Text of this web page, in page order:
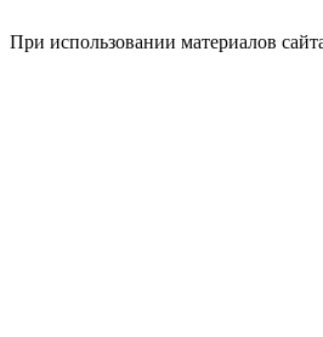
При использовании материалов